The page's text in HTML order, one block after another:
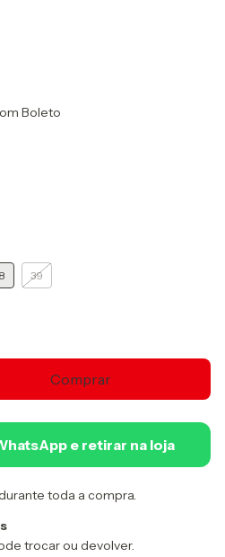
Boleto
39
e retirar na loja
toda a compra.
trocar ou devolver.